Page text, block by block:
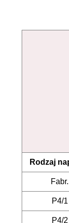
Rodzaj
Fabr.
P4/1
P4/2